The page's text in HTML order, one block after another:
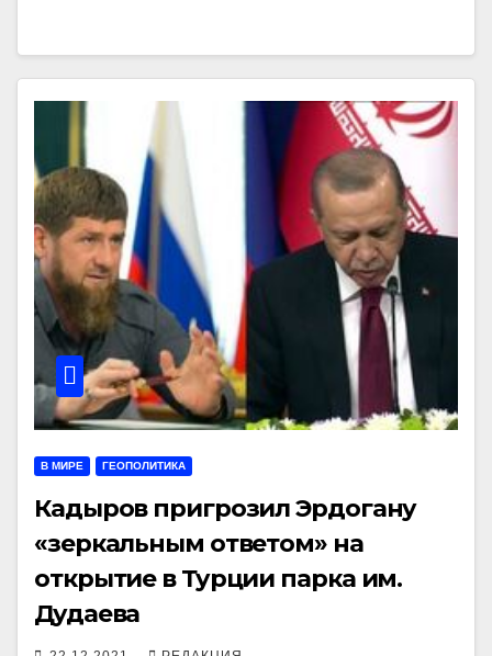
В МИРЕ ГЕОПОЛИТИКА
Кадыров пригрозил Эрдогану
«зеркальным ответом» на
открытие в Турции парка им.
Дудаева